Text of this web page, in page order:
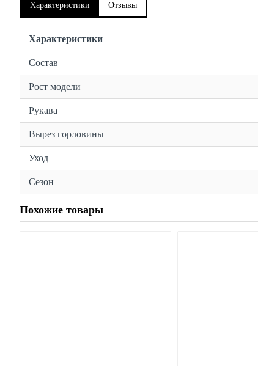
Характеристики Отзывы
Характеристики
Состав
Рост модели
Рукава
Вырез горловины
Уход
Сезон
Похожие товары